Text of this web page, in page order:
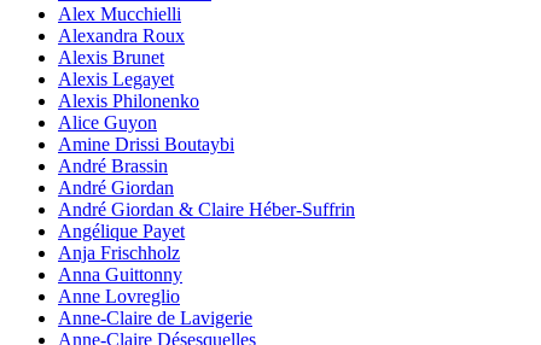
Alex Mucchielli
Alexandra Roux
Alexis Brunet
Alexis Legayet
Alexis Philonenko
Alice Guyon
Amine Drissi Boutaybi
André Brassin
André Giordan
André Giordan & Claire Héber-Suffrin
Angélique Payet
Anja Frischholz
Anna Guittonny
Anne Lovreglio
Anne-Claire de Lavigerie
Anne-Claire Désesquelles